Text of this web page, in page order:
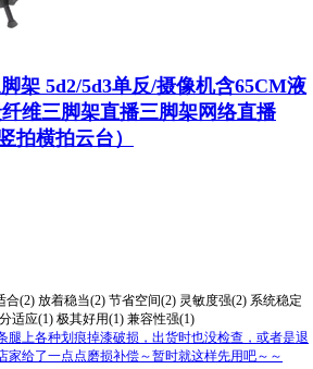
架 5d2/5d3单反/摄像机含65CM液
维三脚架直播三脚架网络直播
拍横拍云台）
合(2) 放着稳当(2) 节省空间(2) 灵敏度强(2) 系统稳定
适应(1) 极其好用(1) 兼容性强(1)
腿上各种划痕掉漆破损，出货时也没检查，或者是退
家给了一点点磨损补偿～暂时就这样先用吧～～